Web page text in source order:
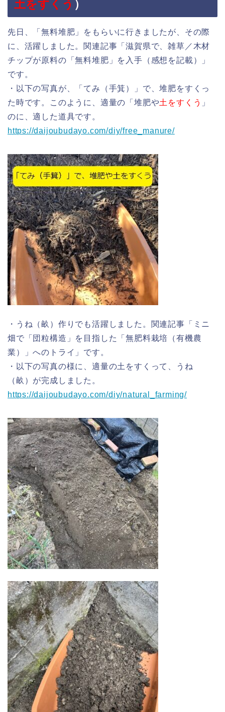
土をすくう ）
先日、「無料堆肥」をもらいに行きましたが、その際
に、活躍しました。関連記事「滋賀県で、雑草／木材
チップが原料の「無料堆肥」を入手（感想を記載）」
です。
・以下の写真が、「てみ（手箕）」で、堆肥をすくっ
た時です。このように、適量の「堆肥や土をすくう 」
のに、適した道具です。
https://daijoubudayo.com/diy/free_manure/
・うね（畝）作りでも活躍しました。関連記事「ミニ
畑で「団粒構造」を目指した「無肥料栽培（有機農
業）」へのトライ」です。
・以下の写真の様に、適量の土をすくって、うね
（畝）が完成しました。
https://daijoubudayo.com/diy/natural_farming/